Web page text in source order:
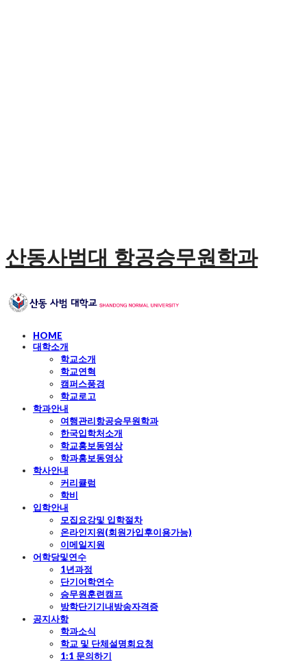
산동사범대 항공승무원학과
HOME
대학소개
학교소개
학교연혁
캠퍼스풍경
학교로고
학과안내
여행관리항공승무원학과
한국입학처소개
학교홍보동영상
학과홍보동영상
학사안내
커리큘럼
학비
입학안내
모집요강및 입학절차
온라인지원(회원가입후이용가능)
이메일지원
어학당및연수
1년과정
단기어학연수
승무원훈련캠프
방학단기기내방송자격증
공지사항
학과소식
학교 및 단체설명회요청
1:1 문의하기